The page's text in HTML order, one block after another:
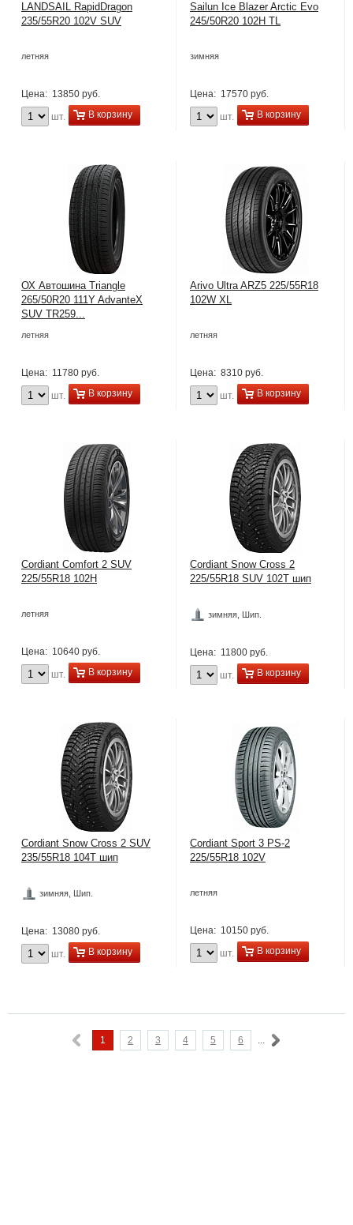
LANDSAIL RapidDragon
235/55R20 102V SUV
летняя
Цена: 13850 руб.
шт. В корзину
Sailun Ice Blazer Arctic Evo
245/50R20 102H TL
зимняя
Цена: 17570 руб.
шт. В корзину
ОХ Автошина Triangle
265/50R20 111Y AdvanteX
SUV TR259...
летняя
Цена: 11780 руб.
шт. В корзину
Arivo Ultra ARZ5 225/55R18
102W XL
летняя
Цена: 8310 руб.
шт. В корзину
Cordiant Comfort 2 SUV
225/55R18 102H
летняя
Цена: 10640 руб.
шт. В корзину
Cordiant Snow Cross 2
225/55R18 SUV 102T шип
зимняя, Шип.
Цена: 11800 руб.
шт. В корзину
Cordiant Snow Cross 2 SUV
235/55R18 104T шип
зимняя, Шип.
Цена: 13080 руб.
шт. В корзину
Cordiant Sport 3 PS-2
225/55R18 102V
летняя
Цена: 10150 руб.
шт. В корзину
1 2 3 4 5 6 ...